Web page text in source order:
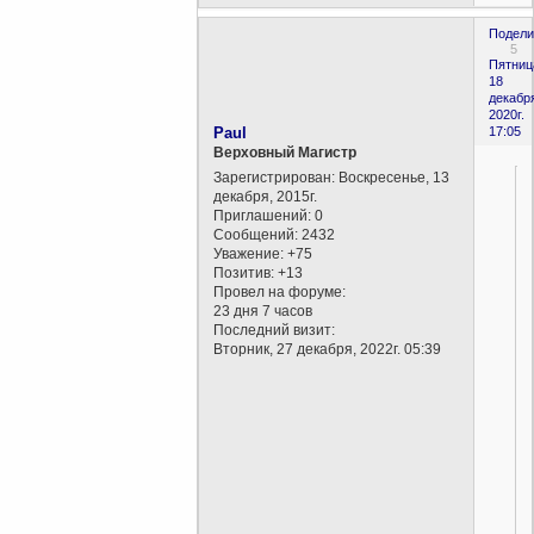
5
18
2020г.
17:05
Paul
Верховный Магистр
Зарегистрирован: Воскресенье, 13
декабря, 2015г.
Приглашений: 0
Сообщений: 2432
Уважение: +75
Позитив: +13
Провел на форуме:
23 дня 7 часов
Последний визит:
Вторник, 27 декабря, 2022г. 05:39